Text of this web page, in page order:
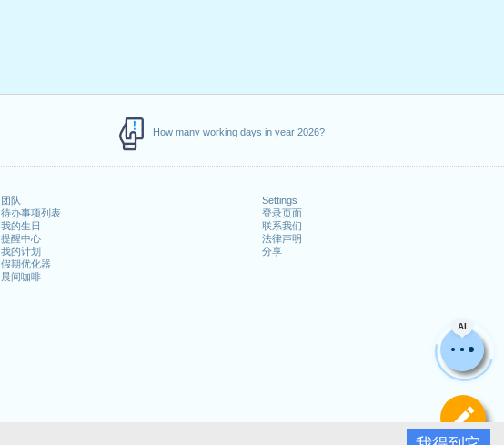
How many working days in year 2026?
团队
待办事项列表
我的生日
提醒中心
我的计划
假期优化器
晨间咖啡
Settings
登录页面
联系我们
法律声明
分享
定
AI